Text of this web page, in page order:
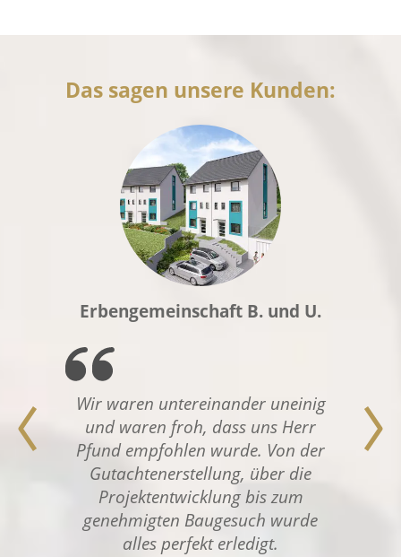
Pfund Immobilien
Das sagen unsere Kunden:
Erbengemeinschaft B. und U.
Wir waren untereinander uneinig
und waren froh, dass uns Herr
Pfund empfohlen wurde. Von der
Gutachtenerstellung, über die
Projektentwicklung bis zum
genehmigten Baugesuch wurde
alles perfekt erledigt.